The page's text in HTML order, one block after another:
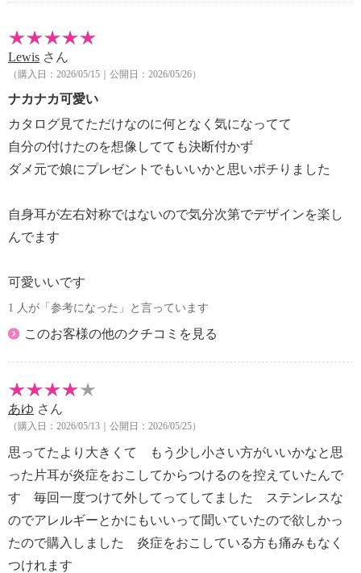
Lewis さん
（購入日：2026/05/15｜公開日：2026/05/26）
ナカナカ可愛い
カタログ見てただけなのに何となく気になってて
自分の付けたのを想像してても決断付かず
ダメ元で娘にプレゼントでもいいかと思いポチりました
自身耳が左右対称ではないので気分次第でデザインを楽し
んでます
可愛いいです
1 人が「参考になった」と言っています
このお客様の他のクチコミを見る
あゆ さん
（購入日：2026/05/13｜公開日：2026/05/25）
思ってたより大きくて もう少し小さい方がいいかなと思
った片耳が炎症をおこしてからつけるのを控えていたんで
す 毎回一度つけて外してってしてました ステンレスな
のでアレルギーとかにもいいって聞いていたので欲しかっ
たので購入しました 炎症をおこしている方も痛みもなく
つけれます